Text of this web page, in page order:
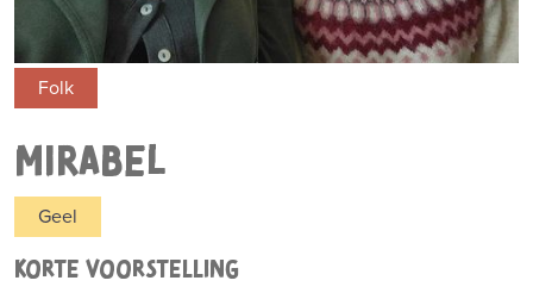
Folk
MIRABEL
Geel
KORTE VOORSTELLING